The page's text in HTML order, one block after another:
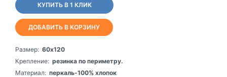
КУПИТЬ В 1 КЛИК
ДОБАВИТЬ В КОРЗИНУ
Размер: 60х120
Крепление: резинка по периметру.
Материал: перкаль-100% хлопок